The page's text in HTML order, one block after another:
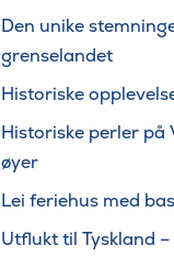
Den unike
grenselandet
Historiske
Historiske perler på
øyer
Lei feriehus med
Utflukt til Tyskland